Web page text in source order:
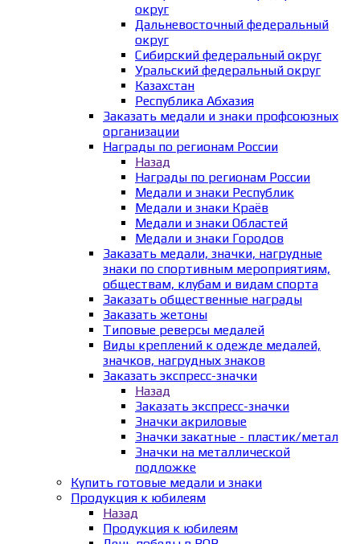
округ
Дальневосточный федеральный
округ
Сибирский федеральный округ
Уральский федеральный округ
Казахстан
Республика Абхазия
Заказать медали и знаки профсоюзных
организации
Награды по регионам России
Назад
Награды по регионам России
Медали и знаки Республик
Медали и знаки Краёв
Медали и знаки Областей
Медали и знаки Городов
Заказать медали, значки, нагрудные
знаки по спортивным мероприятиям,
обществам, клубам и видам спорта
Заказать общественные награды
Заказать жетоны
Типовые реверсы медалей
Виды креплений к одежде медалей,
значков, нагрудных знаков
Заказать экспресс-значки
Назад
Заказать экспресс-значки
Значки акриловые
Значки закатные - пластик/метал
Значки на металлической
подложке
Купить готовые медали и знаки
Продукция к юбилеям
Назад
Продукция к юбилеям